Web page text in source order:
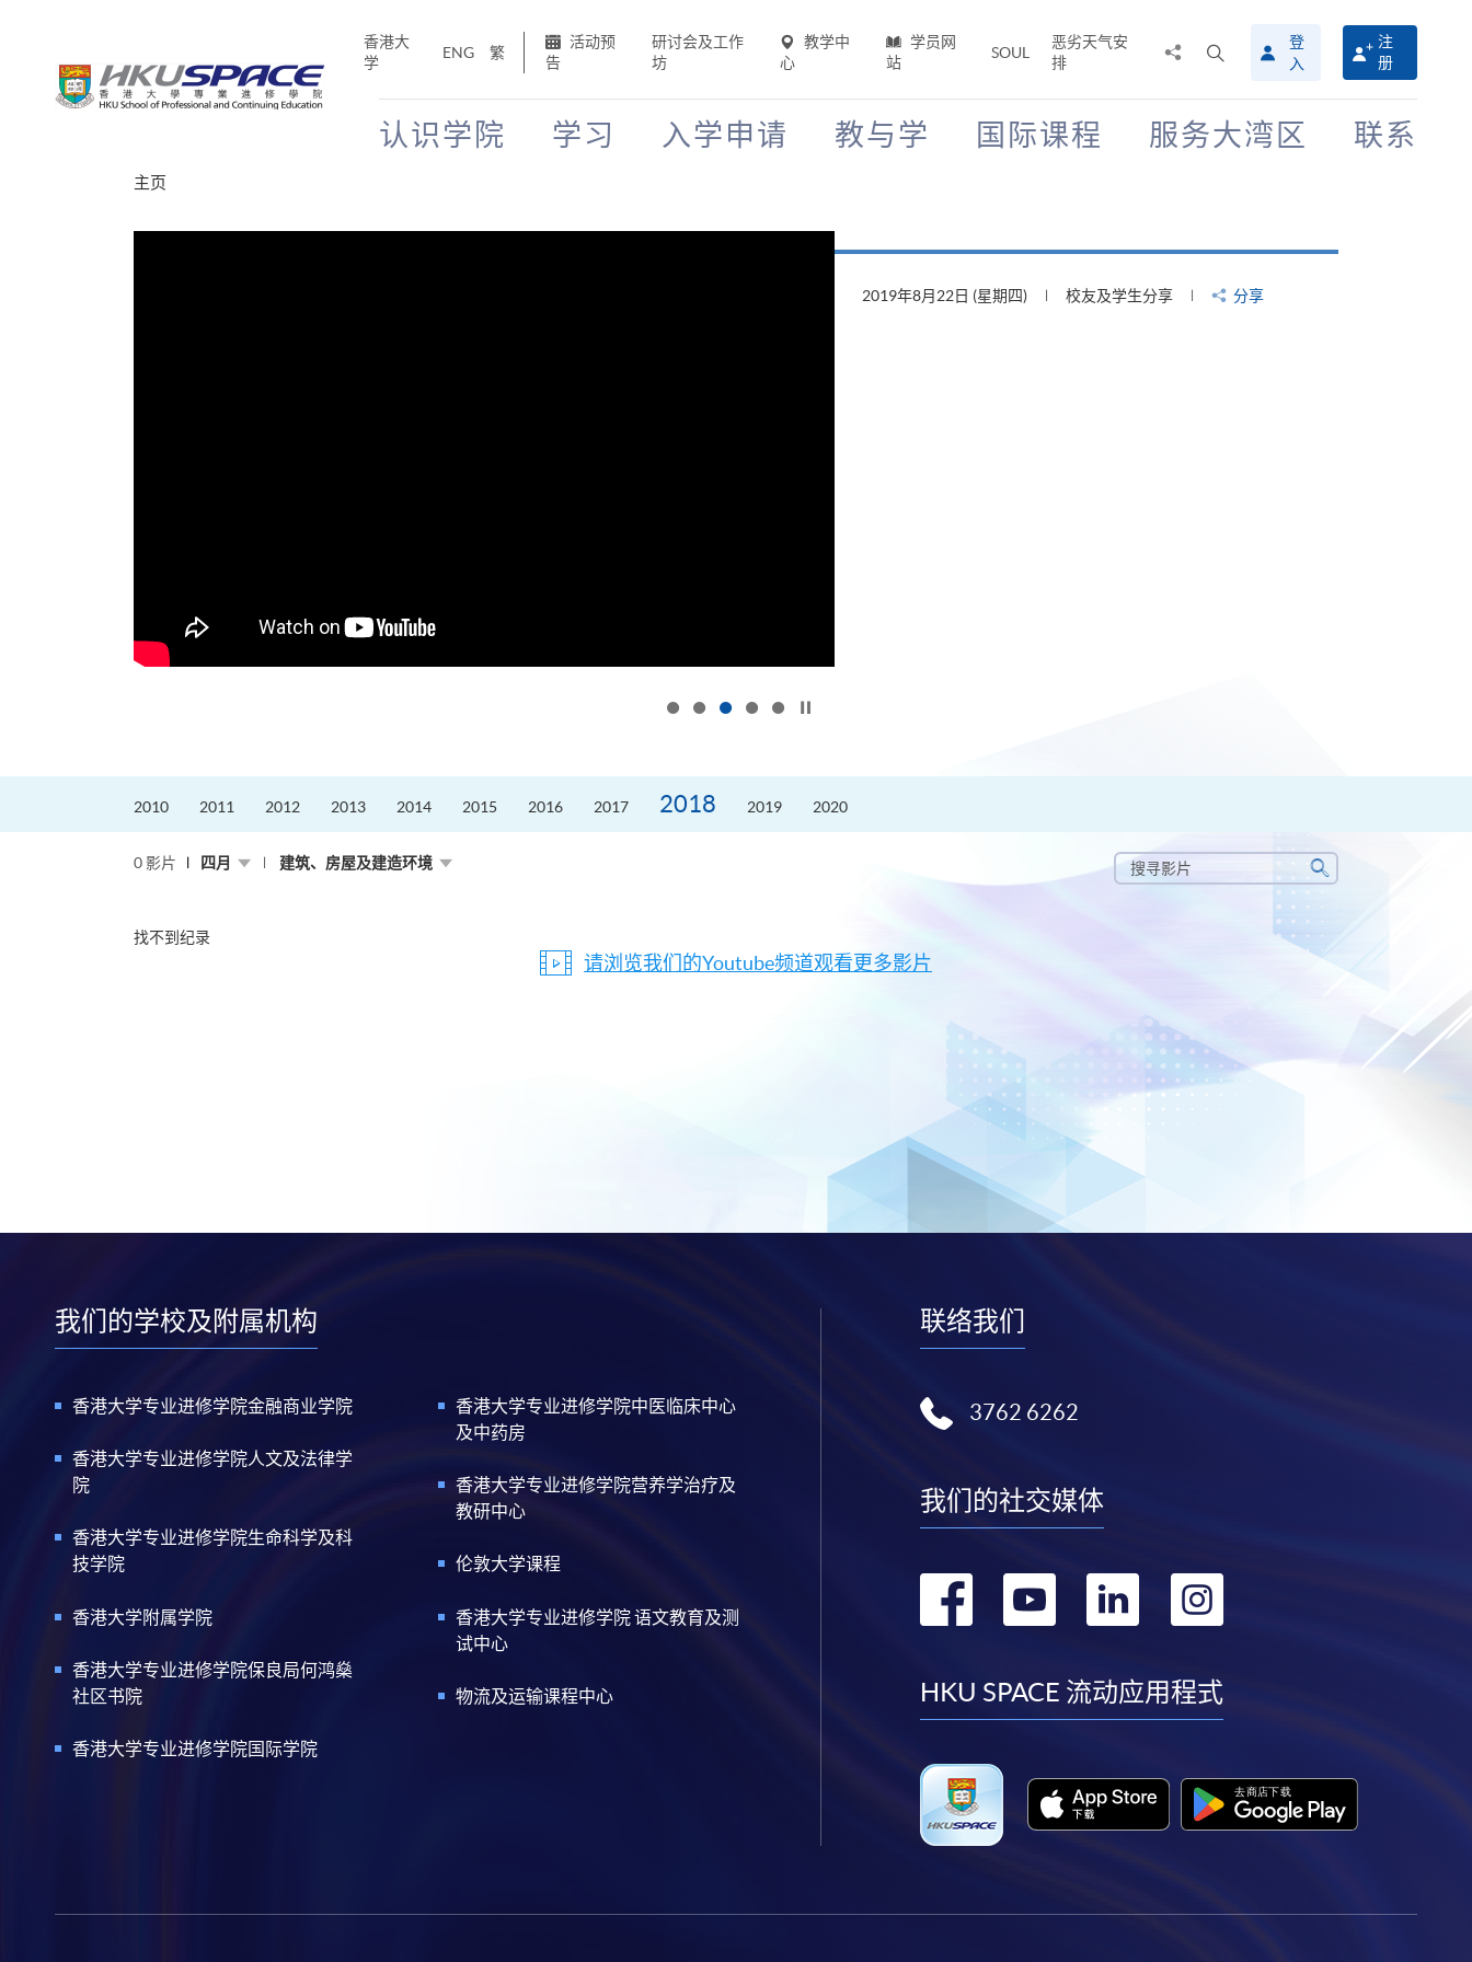
香港大
学
ENG 繁
活动预
告
研讨会及工作
坊
教学中
心
学员网
站
SOUL
恶劣天气安
排
搜
寻
介
登
入
注
册
认识学院 学习 入学申请 教与学 国际课程 服务大湾区 联系
主页
2019年8月22日 (星期四) 校友及学生分享 分享
2010 2011 2012 2013 2014 2015 2016 2017 2018 2019 2020
0 影片 四月 建筑、房屋及建造环境
搜
寻
搜
寻
找不到纪录
请浏览我们的Youtube频道观看更多影片
我们的学校及附属机构
香港大学专业进修学院金融商业学院
香港大学专业进修学院人文及法律学
院
香港大学专业进修学院生命科学及科
技学院
香港大学附属学院
香港大学专业进修学院保良局何鸿燊
社区书院
香港大学专业进修学院国际学院
香港大学专业进修学院中医临床中心
及中药房
香港大学专业进修学院营养学治疗及
教研中心
伦敦大学课程
香港大学专业进修学院 语文教育及测
试中心
物流及运输课程中心
联络我们
3762 6262
我们的社交媒体
转
facebook
转
youtube
转
linkedin
转
instagram
HKU SPACE 流动应用程式